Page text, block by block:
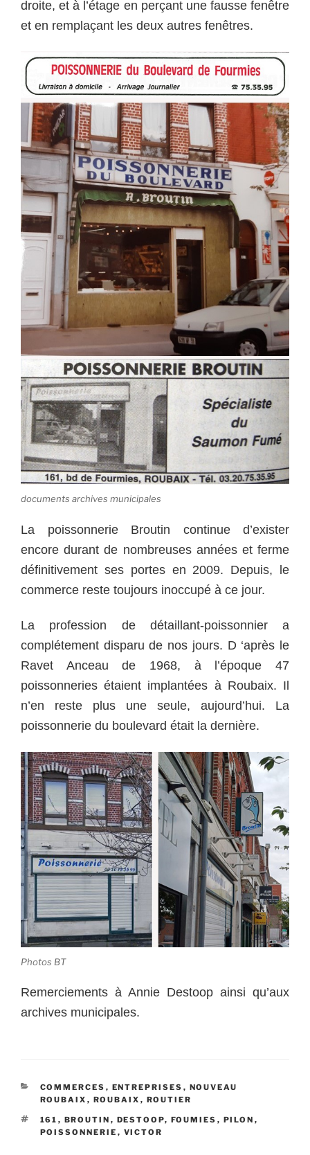
droite, et à l’étage en perçant une fausse fenêtre
et en remplaçant les deux autres fenêtres.
documents archives municipales
La poissonnerie Broutin continue d’exister
encore durant de nombreuses années et ferme
définitivement ses portes en 2009. Depuis, le
commerce reste toujours inoccupé à ce jour.
La profession de détaillant-poissonnier a
complétement disparu de nos jours. D ‘après le
Ravet Anceau de 1968, à l’époque 47
poissonneries étaient implantées à Roubaix. Il
n’en reste plus une seule, aujourd’hui. La
poissonnerie du boulevard était la dernière.
Photos BT
Remerciements à Annie Destoop ainsi qu’aux
archives municipales.
CATÉGORIES
COMMERCES , ENTREPRISES , NOUVEAU
ROUBAIX , ROUBAIX , ROUTIER
ÉTIQUETTES
161 , BROUTIN , DESTOOP, FOUMIES , PILON ,
POISSONNERIE , VICTOR